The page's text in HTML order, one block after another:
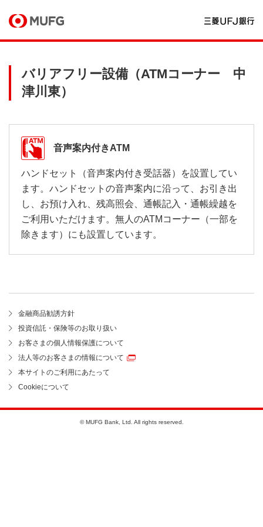
バリアフリー設備（ATMコーナー 中
津川東）
音声案内付きATM
ハンドセット（音声案内付き受話器）を設置してい
ます。ハンドセットの音声案内に沿って、お引き出
し、お預け入れ、残高照会、通帳記入・通帳繰越を
ご利用いただけます。無人のATMコーナー（一部を
除きます）にも設置しています。
金融商品勧誘方針
投資信託・保険等のお取り扱い
お客さまの個人情報保護について
法人等のお客さまの情報について
本サイトのご利用にあたって
Cookieについて
© MUFG Bank, Ltd. All rights reserved.